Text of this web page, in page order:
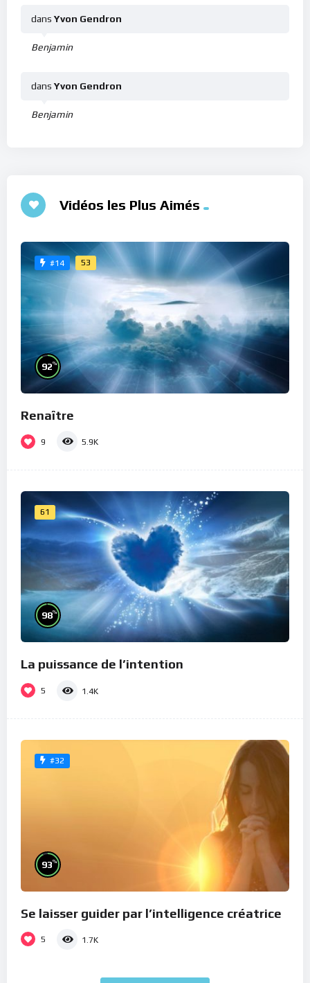
Benjamin
dans Yvon Gendron
Benjamin
dans Yvon Gendron
Vidéos les Plus Aimés
#14 53
92%
Renaître
9 5.9K
61
98%
La puissance de l’intention
5 1.4K
#32
93%
Se laisser guider par l’intelligence créatrice
5 1.7K